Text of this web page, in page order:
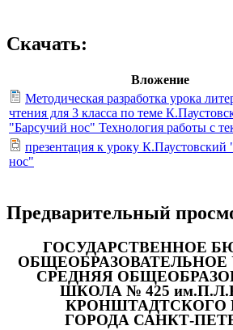
Скачать:
Вложение
Методическая разработка урока
чтения для 3 класса по теме
"Барсучий нос" Технология работы с
презентация к уроку К.Паустовский
нос"
Предварительный
ГОСУДАРСТВЕННОЕ
СРЕДНЯЯ
ШКОЛА № 425
КРОНШТАДТСКОГО
ГОРОДА САНКТ-